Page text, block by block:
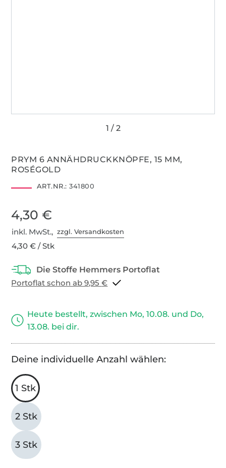
PRYM 6 ANNÄHDRUCKKNÖPFE, 15 MM,
ROSÉGOLD
ART.NR.: 341800
4,30 €
inkl. MwSt.,zzgl. Versandkosten
4,30 € / Stk
Portoflat schon ab 9,95 €
Heute bestellt, zwischen Mo, 10.08. und Do,
13.08. bei dir.
Deine individuelle Anzahl wählen:
1 Stk
2 Stk
3 Stk